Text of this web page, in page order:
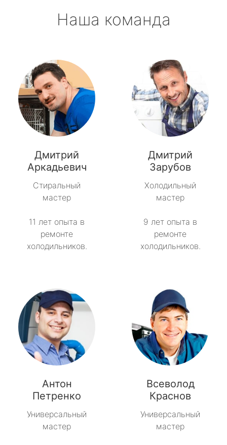
Наша команда
Дмитрий
Аркадьевич
Стиральный
мастер
11 лет опыта в
ремонте
холодильников.
Дмитрий
Зарубов
Холодильный
мастер
9 лет опыта в
ремонте
холодильников.
Антон
Петренко
Универсальный
мастер
Всеволод
Краснов
Универсальный
мастер